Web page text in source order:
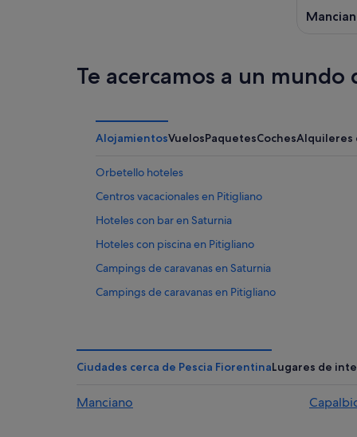
Te acercamos a un mundo
AlojamientosVuelosPaquetesCochesAlquileres
Orbetello hoteles
Centros vacacionales en Pitigliano
Hoteles con bar en Saturnia
Hoteles con piscina en Pitigliano
Campings de caravanas en Saturnia
Campings de caravanas en Pitigliano
B&B en Poggio Murella
Saturnia hoteles
Ciudades cerca de Pescia FiorentinaLugares de
Manciano